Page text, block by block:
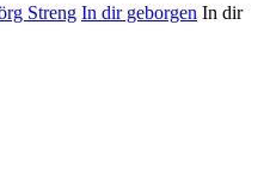
Streng In dir geborgen In dir